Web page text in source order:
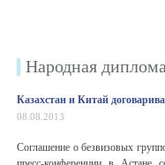
Народная
Казахстан и Китай
08.08.2013
Соглашение о безвизовых